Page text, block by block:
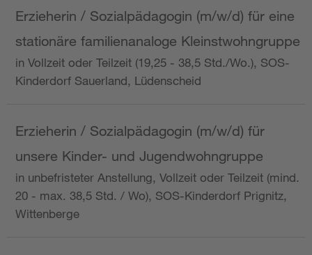
Erzieherin / Sozialpädagogin (m/w/d) für eine
stationäre familienanaloge Kleinstwohngruppe
in Vollzeit oder Teilzeit (19,25 - 38,5 Std./Wo.), SOS-
Kinderdorf Sauerland, Lüdenscheid
Erzieherin / Sozialpädagogin (m/w/d) für
unsere Kinder- und Jugendwohngruppe
in unbefristeter Anstellung, Vollzeit oder Teilzeit (mind.
20 - max. 38,5 Std. / Wo), SOS-Kinderdorf Prignitz,
Wittenberge